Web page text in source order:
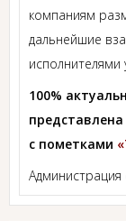
компаниям
дальнейшие
исполнителями
100%
представлена
с пометками
Администрация